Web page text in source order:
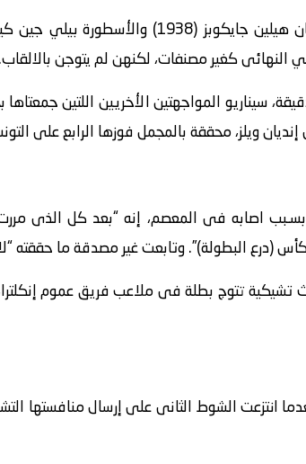
فوندروسوفا التى حسمت اللقـاء فى ساعة و20 دقيقة، سيناريو المواجهتين
إنديان ويلز، محققة بالمجمل فوزها الرابع على
بسـبب اصابه فى المعصم، إنه “بعد كل الذى
(درع البطولة)”. وتابعت غير مصدقة ما حققته
تشيكية تتوج بطلة فى ملاعب فريق عموم
جابر اثناء هذه المواجهة بداية قوية وتقدمت 2-0 بعدما انتزعت الشوط الثانى